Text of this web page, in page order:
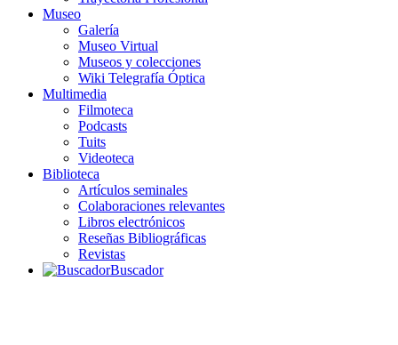
Museo
Galería
Museo Virtual
Museos y colecciones
Wiki Telegrafía Óptica
Multimedia
Filmoteca
Podcasts
Tuits
Videoteca
Biblioteca
Artículos seminales
Colaboraciones relevantes
Libros electrónicos
Reseñas Bibliográficas
Revistas
Buscador